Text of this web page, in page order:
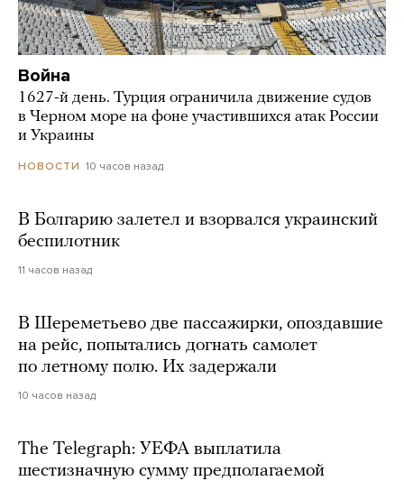
Война
1627-й день. Турция ограничила движение судов
в Черном море на фоне участившихся атак России
и Украины
НОВОСТИ 10 часов назад
В Болгарию залетел и взорвался украинский
беспилотник
11 часов назад
В Шереметьево две пассажирки, опоздавшие
на рейс, попытались догнать самолет
по летному полю. Их задержали
10 часов назад
The Telegraph: УЕФА выплатила
шестизначную сумму предполагаемой